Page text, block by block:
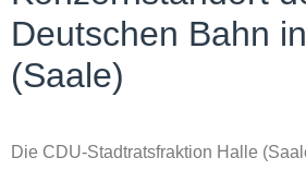
Deutschen Bahn
(Saale)
Die CDU-Stadtratsfraktion Halle